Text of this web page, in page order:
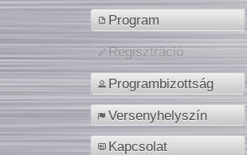
Program
Regisztráció
Programbizottság
Versenyhelyszín
Kapcsolat